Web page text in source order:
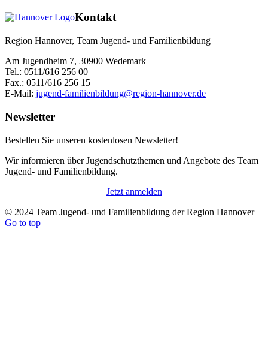
Kontakt
Region Hannover, Team Jugend- und Familienbildung
Am Jugendheim 7, 30900 Wedemark
Tel.: 0511/616 256 00
Fax.: 0511/616 256 15
E-Mail: jugend-familienbildung@region-hannover.de
Newsletter
Bestellen Sie unseren kostenlosen Newsletter!
Wir informieren über Jugendschutzthemen und Angebote des Team
Jugend- und Familienbildung.
Jetzt anmelden
© 2024 Team Jugend- und Familienbildung der Region Hannover
Go to top